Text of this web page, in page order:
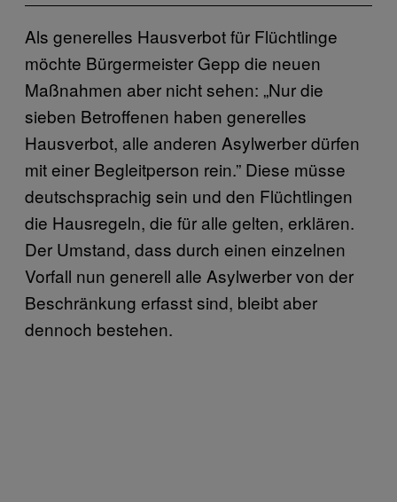
Als generelles Hausverbot für Flüchtlinge
möchte Bürgermeister Gepp die neuen
Maßnahmen aber nicht sehen: „Nur die
sieben Betroffenen haben generelles
Hausverbot, alle anderen Asylwerber dürfen
mit einer Begleitperson rein.” Diese müsse
deutschsprachig sein und den Flüchtlingen
die Hausregeln, die für alle gelten, erklären.
Der Umstand, dass durch einen einzelnen
Vorfall nun generell alle Asylwerber von der
Beschränkung erfasst sind, bleibt aber
dennoch bestehen.